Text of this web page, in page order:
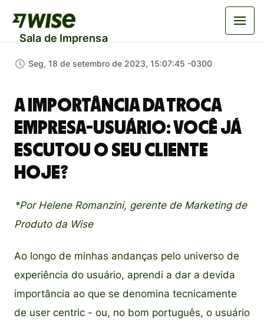
Sala de Imprensa
Seg, 18 de setembro de 2023, 15:07:45 -0300
A importância da troca
empresa-usuário: você já
escutou o seu cliente
hoje?
*Por Helene Romanzini, gerente de Marketing de
Produto da Wise
Ao longo de minhas andanças pelo universo de
experiência do usuário, aprendi a dar a devida
importância ao que se denomina tecnicamente
de user centric - ou, no bom português, o usuário